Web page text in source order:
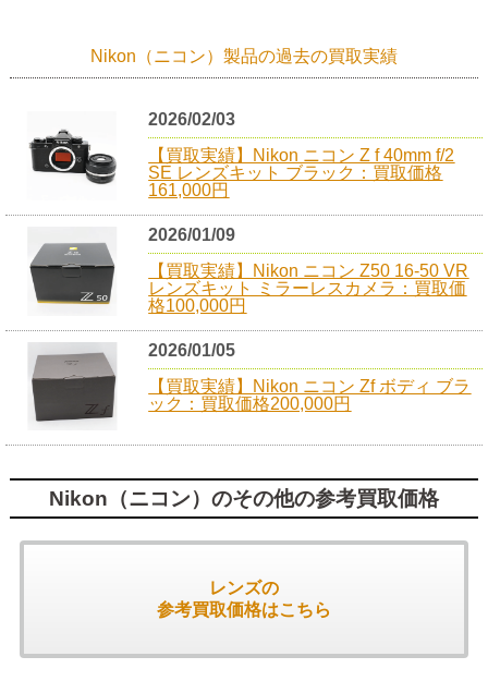
Nikon（ニコン）製品の過去の買取実績
2026/02/03
【買取実績】Nikon ニコン Z f 40mm f/2
SE レンズキット ブラック：買取価格
161,000円
2026/01/09
【買取実績】Nikon ニコン Z50 16-50 VR
レンズキット ミラーレスカメラ：買取価
格100,000円
2026/01/05
【買取実績】Nikon ニコン Zf ボディ ブラ
ック：買取価格200,000円
Nikon（ニコン）のその他の参考買取価格
レンズの
参考買取価格はこちら